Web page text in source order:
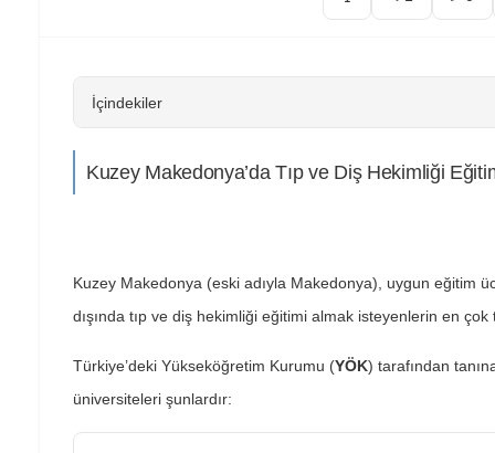
İçindekiler
Kuzey Makedonya’da Tıp ve Diş Hekimliği
Kuzey Makedonya (eski adıyla Makedonya), uygun eğitim
dışında tıp ve diş hekimliği eğitimi almak isteyenlerin en
Türkiye’deki Yükseköğretim Kurumu (YÖK) tarafından
üniversiteleri şunlardır: